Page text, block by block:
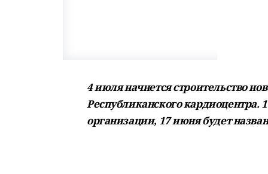
4 июля начнется строительство
Республиканского
организации, 17 июня будет